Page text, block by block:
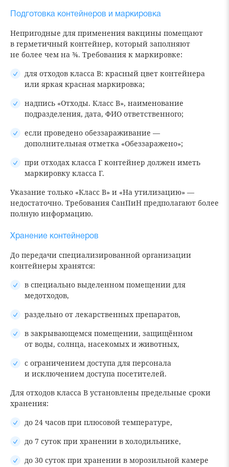
Подготовка контейнеров и маркировка
Непригодные для применения вакцины помещают
в герметичный контейнер, который заполняют
не более чем на ¾. Требования к маркировке:
для отходов класса В: красный цвет контейнера
или яркая красная маркировка;
надпись «Отходы. Класс В», наименование
подразделения, дата, ФИО ответственного;
если проведено обеззараживание —
дополнительная отметка «Обеззаражено»;
при отходах класса Г контейнер должен иметь
маркировку класса Г.
Указание только «Класс В» и «На утилизацию» —
недостаточно. Требования СанПиН предполагают более
полную информацию.
Хранение контейнеров
До передачи специализированной организации
контейнеры хранятся:
в специально выделенном помещении для
медотходов,
раздельно от лекарственных препаратов,
в закрывающемся помещении, защищённом
от воды, солнца, насекомых и животных,
с ограничением доступа для персонала
и исключением доступа посетителей.
Для отходов класса В установлены предельные сроки
хранения:
до 24 часов при плюсовой температуре,
до 7 суток при хранении в холодильнике,
до 30 суток при хранении в морозильной камере